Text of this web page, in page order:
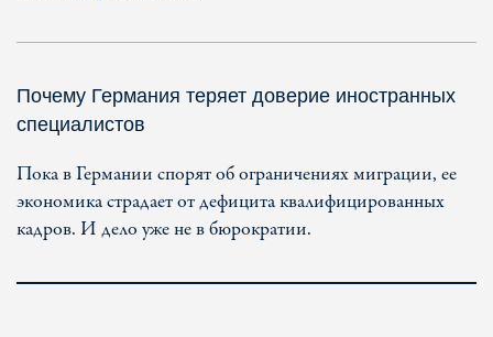
Почему Германия теряет доверие иностранных
специалистов
Пока в Германии спорят об ограничениях миграции, ее
экономика страдает от дефицита квалифицированных
кадров. И дело уже не в бюрократии.